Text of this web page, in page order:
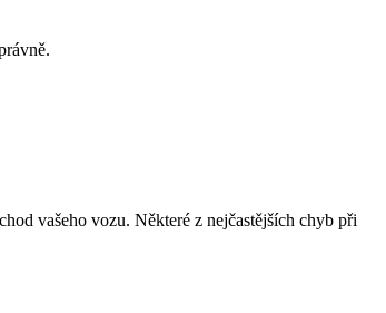
vašeho vozu. Některé z nejčastějších chyb při